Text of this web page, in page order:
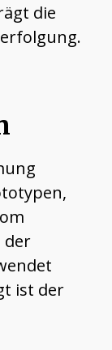
die
der
ist der